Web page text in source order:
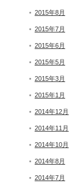
2015年8月
2015年7月
2015年6月
2015年5月
2015年3月
2015年1月
2014年12月
2014年11月
2014年10月
2014年8月
2014年7月